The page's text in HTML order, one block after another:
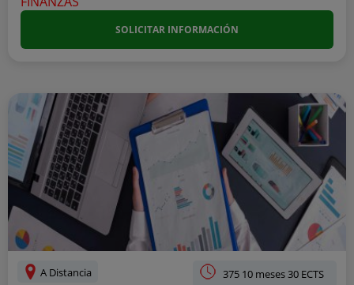
SOLICITAR INFORMACIÓN
A Distancia 375 10 meses 30 ECTS